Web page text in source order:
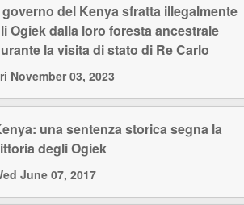
governo del Kenya sfratta illegalmente
Ogiek dalla loro foresta ancestrale
la visita di stato di Re Carlo
November 03, 2023
una sentenza storica segna la
degli Ogiek
June 07, 2017